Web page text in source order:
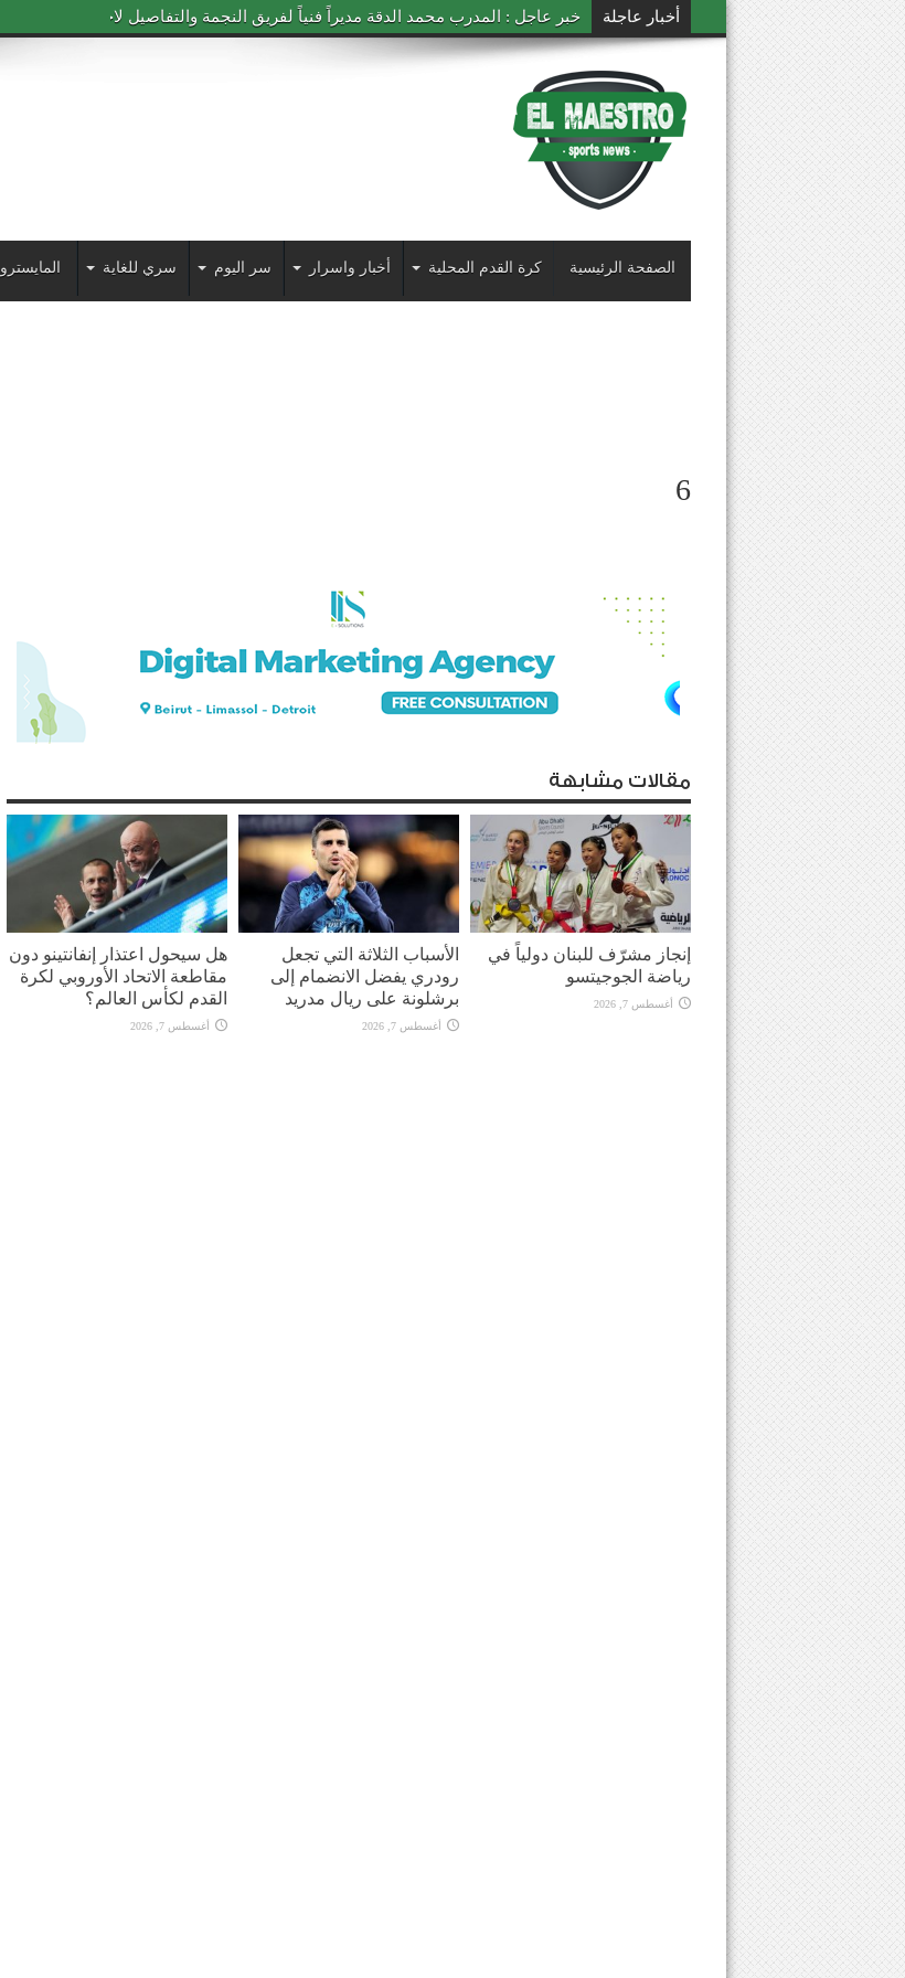
أخبار عاجلة خبر عاجل : المدرب محمد الدقة مديراً فنياً لفريق النجمة والتفاصيل لاحقاً
الصفحة الرئيسية كرة القدم المحلية أخبار واسرار سر اليوم سري للغاية المايسترو
6
مقالات مشابهة
إنجاز مشرّف للبنان دولياً في
رياضة الجوجيتسو
أغسطس 7, 2026
الأسباب الثلاثة التي تجعل
رودري يفضل الانضمام إلى
برشلونة على ريال مدريد
أغسطس 7, 2026
هل سيحول اعتذار إنفانتينو دون
مقاطعة الاتحاد الأوروبي لكرة
القدم لكأس العالم؟
أغسطس 7, 2026